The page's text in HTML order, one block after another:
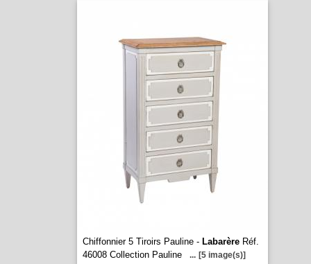
Chiffonnier 5 Tiroirs Pauline - LabarèreRéf.
46008 Collection Pauline
... [5 image(s)]